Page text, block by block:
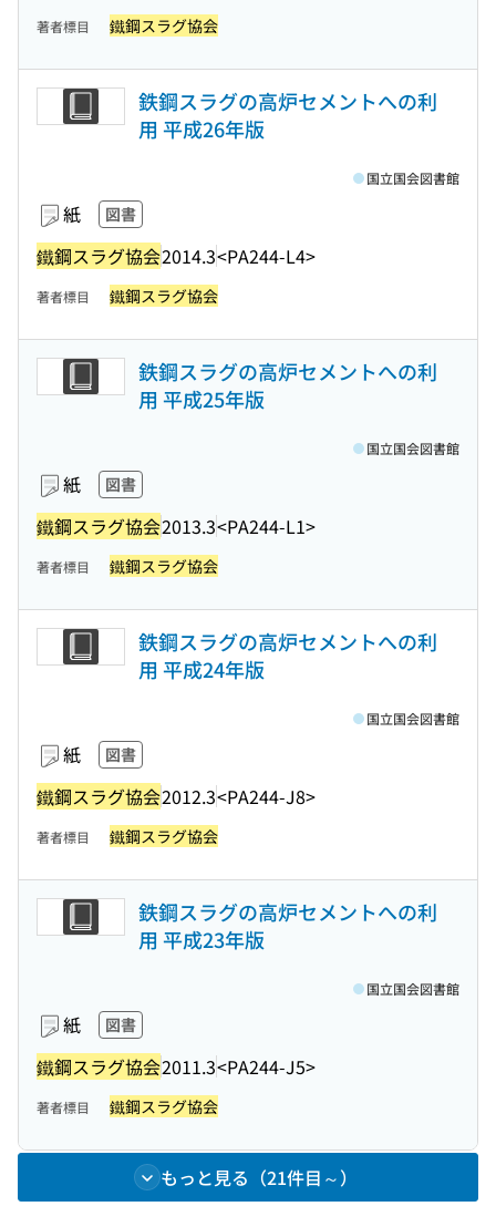
著者標目 鐵鋼スラグ協会
鉄鋼スラグの高炉セメントへの利
用 平成26年版
紙 図書
鐵鋼スラグ協会2014.3<PA244-L4>
国立国会図書館
著者標目 鐵鋼スラグ協会
鉄鋼スラグの高炉セメントへの利
用 平成25年版
紙 図書
鐵鋼スラグ協会2013.3<PA244-L1>
国立国会図書館
著者標目 鐵鋼スラグ協会
鉄鋼スラグの高炉セメントへの利
用 平成24年版
紙 図書
鐵鋼スラグ協会2012.3<PA244-J8>
国立国会図書館
著者標目 鐵鋼スラグ協会
鉄鋼スラグの高炉セメントへの利
用 平成23年版
紙 図書
鐵鋼スラグ協会2011.3<PA244-J5>
国立国会図書館
著者標目 鐵鋼スラグ協会
もっと見る（21件目～）